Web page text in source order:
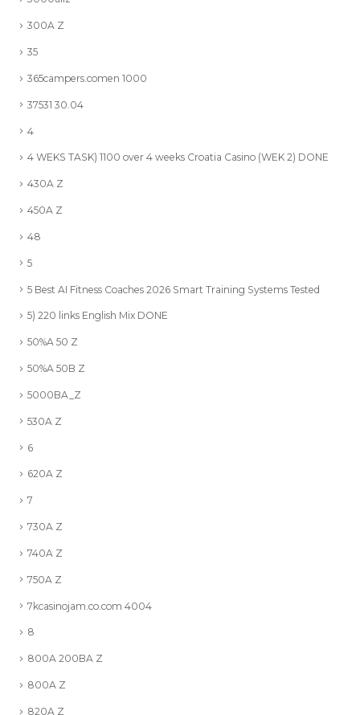
300A Z
35
365campers.comen 1000
37531 30.04
4
4 WEKS TASK) 1100 over 4 weeks Croatia Casino (WEK 2) DONE
430A Z
450A Z
48
5
5 Best AI Fitness Coaches 2026 Smart Training Systems Tested
5) 220 links English Mix DONE
50%A 50 Z
50%A 50B Z
5000BA_Z
530A Z
6
620A Z
7
730A Z
740A Z
750A Z
7kcasinojam.co.com 4004
8
800A 200BA Z
800A Z
820A Z